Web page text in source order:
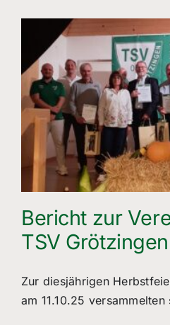
Boule
Leichtathletik
Breitensport
Über Uns
Mitgliedschaft
Bericht zur
TSV
Zur diesjährigen
am 11.10.25